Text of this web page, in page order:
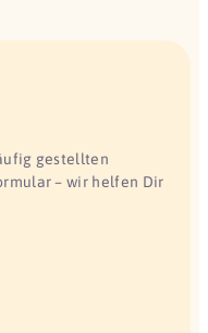
gestellten
– wir helfen Dir